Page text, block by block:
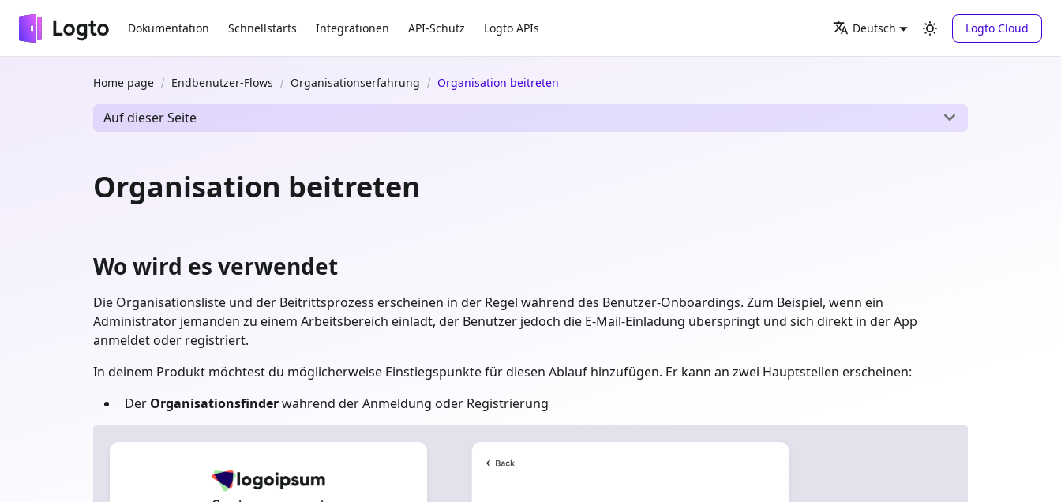
Dokumentation Schnellstarts Integrationen API-Schutz Logto APIs Deutsch Logto Cloud
Home page Endbenutzer-Flows Organisationserfahrung Organisation beitreten
Auf dieser Seite
Organisation beitreten
Wo wird es verwendet
Die Organisationsliste und der Beitrittsprozess erscheinen in der Regel während des Benutzer-Onboardings. Zum Beispiel, wenn ein
Administrator jemanden zu einem Arbeitsbereich einlädt, der Benutzer jedoch die E-Mail-Einladung überspringt und sich direkt in der App
anmeldet oder registriert.
In deinem Produkt möchtest du möglicherweise Einstiegspunkte für diesen Ablauf hinzufügen. Er kann an zwei Hauptstellen erscheinen:
Der Organisationsfinderwährend der Anmeldung oder Registrierung